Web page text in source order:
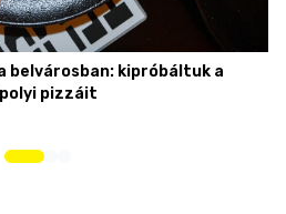
belvárosban: kipróbáltuk a
pizzáit